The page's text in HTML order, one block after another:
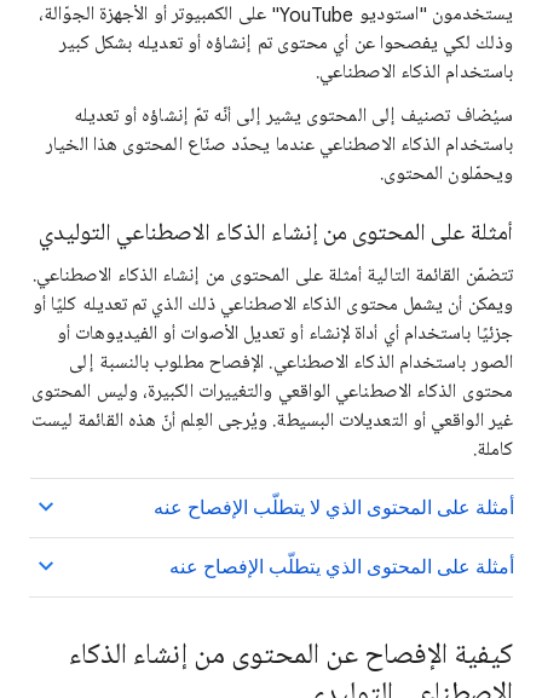
يستخدمون "استوديو YouTube" على الكمبيوتر أو الأجهزة الجوّالة،
وذلك لكي يفصحوا عن أي محتوى تم إنشاؤه أو تعديله بشكل كبير
باستخدام الذكاء الاصطناعي.
سيُضاف تصنيف إلى المحتوى يشير إلى أنّه تمّ إنشاؤه أو تعديله
باستخدام الذكاء الاصطناعي عندما يحدّد صنّاع المحتوى هذا الخيار
ويحمّلون المحتوى.
أمثلة على المحتوى من إنشاء الذكاء الاصطناعي التوليدي
تتضمّن القائمة التالية أمثلة على المحتوى من إنشاء الذكاء الاصطناعي.
ويمكن أن يشمل محتوى الذكاء الاصطناعي ذلك الذي تم تعديله كليًا أو
جزئيًا باستخدام أي أداة لإنشاء أو تعديل الأصوات أو الفيديوهات أو
الصور باستخدام الذكاء الاصطناعي. الإفصاح مطلوب بالنسبة إلى
محتوى الذكاء الاصطناعي الواقعي والتغييرات الكبيرة، وليس المحتوى
غير الواقعي أو التعديلات البسيطة. ويُرجى العِلم أنّ هذه القائمة ليست
كاملة.
أمثلة على المحتوى الذي لا يتطلّب الإفصاح عنه
أمثلة على المحتوى الذي يتطلّب الإفصاح عنه
كيفية الإفصاح عن المحتوى من إنشاء الذكاء